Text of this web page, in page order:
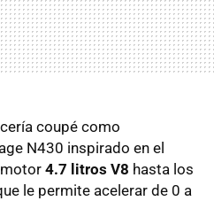
coupé como
N430 inspirado en el
4.7 litros V8 hasta los
le permite acelerar de 0 a